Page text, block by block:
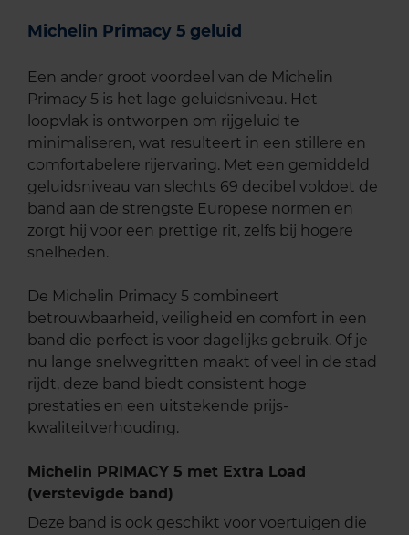
Michelin Primacy 5 geluid
Een ander groot voordeel van de Michelin
Primacy 5 is het lage geluidsniveau. Het
loopvlak is ontworpen om rijgeluid te
minimaliseren, wat resulteert in een stillere en
comfortabelere rijervaring. Met een gemiddeld
geluidsniveau van slechts 69 decibel voldoet de
band aan de strengste Europese normen en
zorgt hij voor een prettige rit, zelfs bij hogere
snelheden.
De Michelin Primacy 5 combineert
betrouwbaarheid, veiligheid en comfort in een
band die perfect is voor dagelijks gebruik. Of je
nu lange snelwegritten maakt of veel in de stad
rijdt, deze band biedt consistent hoge
prestaties en een uitstekende prijs-
kwaliteitverhouding.
Michelin PRIMACY 5 met Extra Load
(verstevigde band)
Deze band is ook geschikt voor voertuigen die